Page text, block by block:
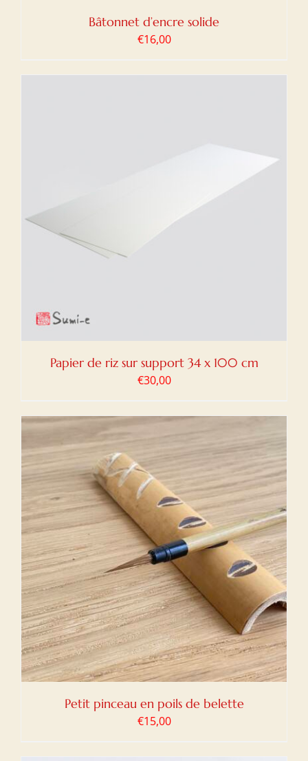
Bâtonnet d’encre solide
€16,00
Papier de riz sur support 34 x 100 cm
€30,00
Petit pinceau en poils de belette
€15,00